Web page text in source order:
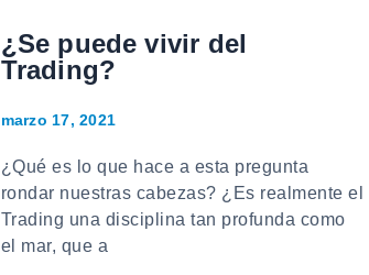
¿Se puede vivir del
Trading?
marzo 17, 2021
¿Qué es lo que hace a esta pregunta
rondar nuestras cabezas? ¿Es realmente el
Trading una disciplina tan profunda como
el mar, que a